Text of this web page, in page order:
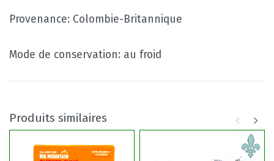
Provenance: Colombie-Britannique
Mode de conservation: au froid
Produits similaires